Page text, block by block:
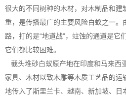
很大的不同树种的木材，对木制品和建
重，是传播最广的主要风险白蚁之一。
路，打的是“地道战”，蛀蚀的通道是它
它们都比较困难。
截头堆砂白蚁原产地在印度和马来西
家具、木材以致木雕等木质工艺品的运
地传入了斯里兰卡、越南、新加坡、日